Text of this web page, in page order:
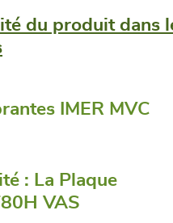
du produit dans
IMER MVC
: La Plaque
VAS